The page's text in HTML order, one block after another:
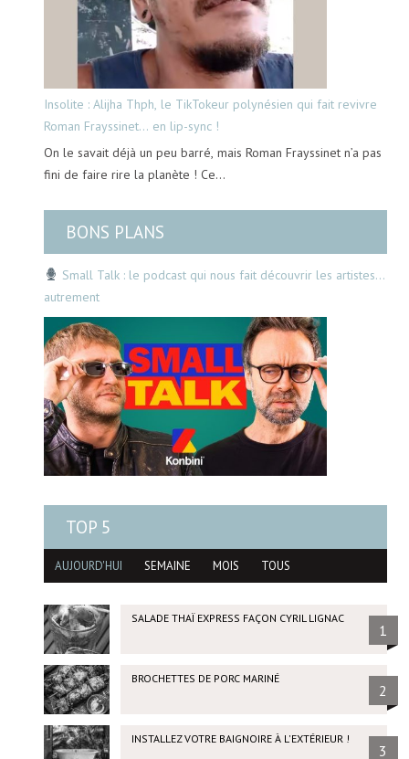
Insolite : Alijha Thph, le TikTokeur polynésien qui fait revivre
Roman Frayssinet… en lip-sync !
On le savait déjà un peu barré, mais Roman Frayssinet n’a pas
fini de faire rire la planète ! Ce…
BONS PLANS
Small Talk : le podcast qui nous fait découvrir les artistes…
autrement
TOP 5
AUJOURD'HUI SEMAINE MOIS TOUS
SALADE THAÏ EXPRESS FAÇON CYRIL LIGNAC
1
BROCHETTES DE PORC MARINÉ
2
INSTALLEZ VOTRE BAIGNOIRE À L'EXTÉRIEUR !
3